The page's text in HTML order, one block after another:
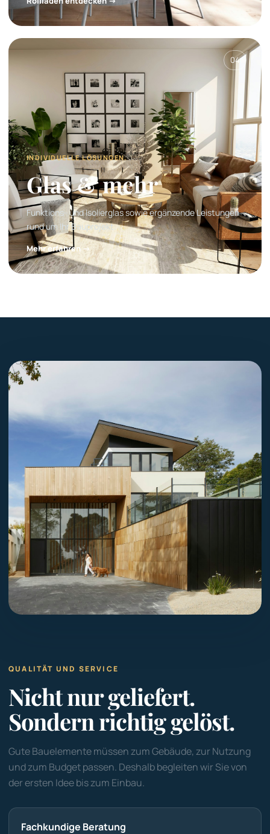
04
INDIVIDUELLE LÖSUNGEN.
Glas & mehr
Funktions- und Isolierglas sowie ergänzende Leistungen
rund um Ihr Bauprojekt.
Mehr erfahren →
QUALITÄT UND SERVICE
Nicht nur geliefert.
Sondern richtig gelöst.
Gute Bauelemente müssen zum Gebäude, zur Nutzung
und zum Budget passen. Deshalb begleiten wir Sie von
der ersten Idee bis zum Einbau.
Fachkundige Beratung